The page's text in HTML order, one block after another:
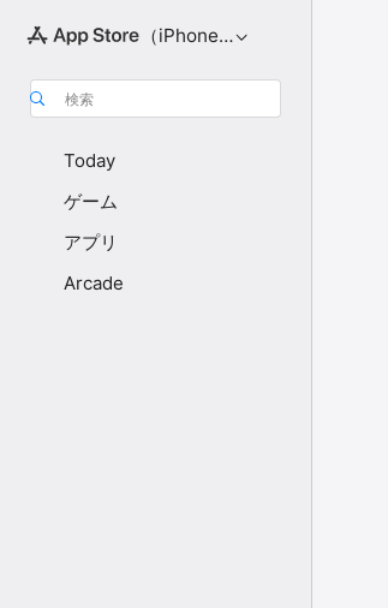
（iPhone向け）
検索
Today
ゲーム
アプリ
Arcade